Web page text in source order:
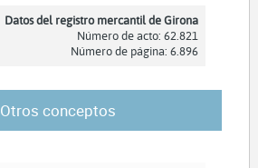
Datos del registro mercantil de Girona
Número de acto: 62.821
Número de página: 6.896
Otros conceptos